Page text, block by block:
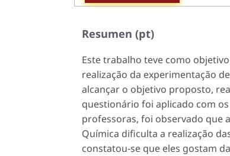
Resumen (pt)
Este trabalho teve como
realização da experimentação
alcançar o objetivo proposto,
questionário foi aplicado com
professoras, foi observado que
Química dificulta a realização
constatou-se que eles gostam